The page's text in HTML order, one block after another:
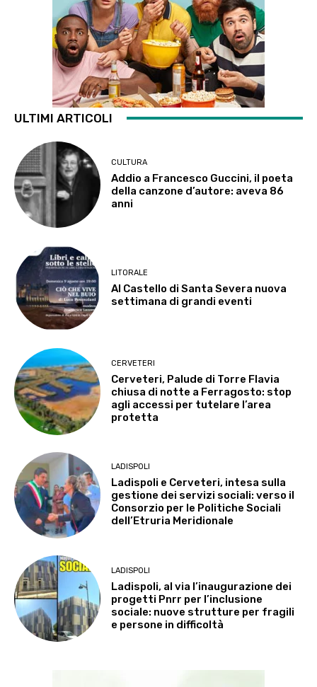
ULTIMI ARTICOLI
CULTURA
Addio a Francesco Guccini, il poeta
della canzone d’autore: aveva 86
anni
LITORALE
Al Castello di Santa Severa nuova
settimana di grandi eventi
CERVETERI
Cerveteri, Palude di Torre Flavia
chiusa di notte a Ferragosto: stop
agli accessi per tutelare l’area
protetta
LADISPOLI
Ladispoli e Cerveteri, intesa sulla
gestione dei servizi sociali: verso il
Consorzio per le Politiche Sociali
dell’Etruria Meridionale
LADISPOLI
Ladispoli, al via l’inaugurazione dei
progetti Pnrr per l’inclusione
sociale: nuove strutture per fragili
e persone in difficoltà